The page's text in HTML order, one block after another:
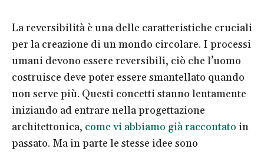
La reversibilità è una delle caratteristiche cruciali
per la creazione di un mondo circolare. I processi
umani devono essere reversibili, ciò che l’uomo
costruisce deve poter essere smantellato quando
non serve più. Questi concetti stanno lentamente
iniziando ad entrare nella progettazione
architettonica, come vi abbiamo già raccontato in
passato. Ma in parte le stesse idee sono